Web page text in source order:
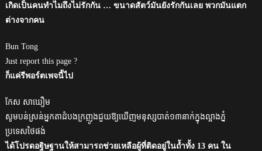
เกิดเป็นคนทำไมถึงไม่รักกัน … ขนาดสัตว์มันยังรักกันเลย พวกมันแตก
ต่างจากคน
Bun Tong
Just report this page ?
ก็แค่รีพอร์ตเพจนี้ไป
កែស សាឃឿម
សូមបន់ស្រន់អ្នកតាដំបងក្រញូងជួយឱ្យឃេីញមនុស្សបាត់១៣នាក់ក្នុងល្អាងភ្នំ
ប្រទេសថៃផង់
ได้โปรดอฐิษฐานให้สามารถช่วยเหลือผู้ที่ติดอยู่ในถ้ำทั้ง 13 คน ใน